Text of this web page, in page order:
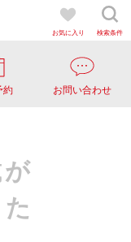
お気に入り 検索条件
約 お問い合わせ